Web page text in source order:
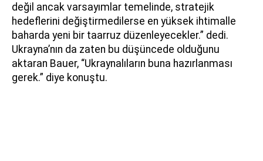
değil ancak varsayımlar temelinde, stratejik
hedeflerini değiştirmedilerse en yüksek ihtimalle
baharda yeni bir taarruz düzenleyecekler.” dedi.
Ukrayna’nın da zaten bu düşüncede olduğunu
aktaran Bauer, “Ukraynalıların buna hazırlanması
gerek.” diye konuştu.